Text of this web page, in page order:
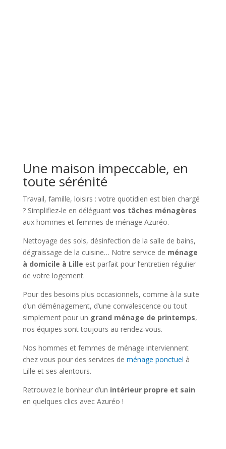
Une maison impeccable, en
toute sérénité
Travail, famille, loisirs : votre quotidien est bien chargé
? Simplifiez-le en déléguant vos tâches ménagères
aux hommes et femmes de ménage Azuréo.
Nettoyage des sols, désinfection de la salle de bains,
dégraissage de la cuisine… Notre service de ménage
à domicile à Lille est parfait pour l’entretien régulier
de votre logement.
Pour des besoins plus occasionnels, comme à la suite
d’un déménagement, d’une convalescence ou tout
simplement pour un grand ménage de printemps,
nos équipes sont toujours au rendez-vous.
Nos hommes et femmes de ménage interviennent
chez vous pour des services de ménage ponctuel à
Lille et ses alentours.
Retrouvez le bonheur d’un intérieur propre et sain
en quelques clics avec Azuréo !